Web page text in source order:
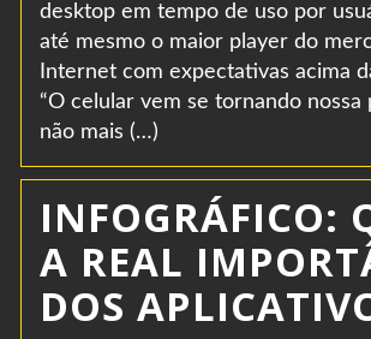
desktop em tempo de uso por
até mesmo o maior player do
Internet com expectativas acima
“O celular vem se tornando nossa
não mais (…)
INFOGRÁFICO:
A REAL
DOS